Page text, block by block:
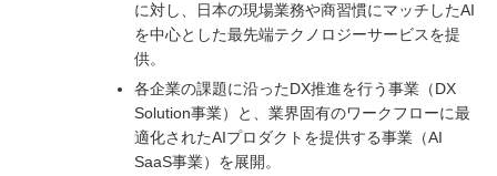
に対し、日本の現場業務や商習慣にマッチしたAI
を中心とした最先端テクノロジーサービスを提
供。
各企業の課題に沿ったDX推進を行う事業（DX
Solution事業）と、業界固有のワークフローに最
適化されたAIプロダクトを提供する事業（AI
SaaS事業）を展開。